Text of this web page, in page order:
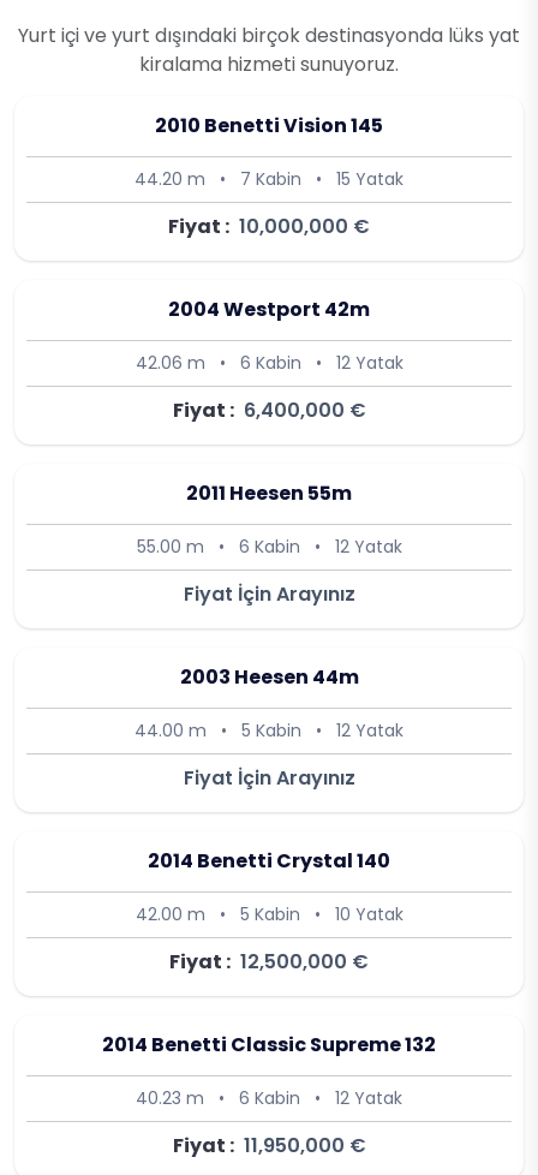
Yurt içi ve yurt dışındaki birçok destinasyonda lüks yat
kiralama hizmeti sunuyoruz.
2010 Benetti Vision 145
44.20 m • 7 Kabin • 15 Yatak
Fiyat : 10,000,000 €
2004 Westport 42m
42.06 m • 6 Kabin • 12 Yatak
Fiyat : 6,400,000 €
2011 Heesen 55m
55.00 m • 6 Kabin • 12 Yatak
Fiyat İçin Arayınız
2003 Heesen 44m
44.00 m • 5 Kabin • 12 Yatak
Fiyat İçin Arayınız
2014 Benetti Crystal 140
42.00 m • 5 Kabin • 10 Yatak
Fiyat : 12,500,000 €
2014 Benetti Classic Supreme 132
40.23 m • 6 Kabin • 12 Yatak
Fiyat : 11,950,000 €